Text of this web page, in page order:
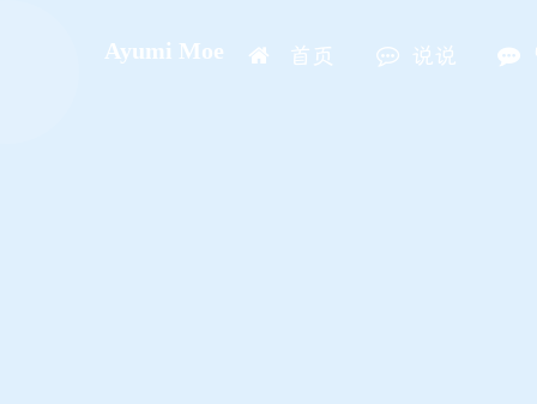
Ayumi Moe 首页 说说